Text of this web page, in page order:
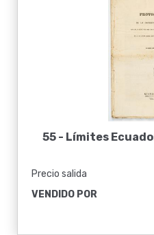
55 - Límites
Precio salida
VENDIDO POR